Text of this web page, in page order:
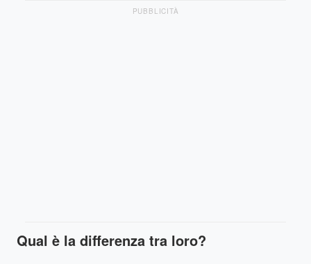
PUBBLICITÀ
Qual è la differenza tra loro?